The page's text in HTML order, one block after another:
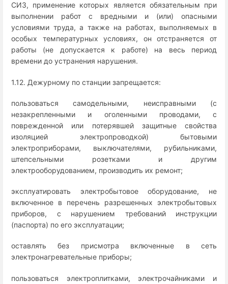
СИЗ, применение которых является обязательным при
выполнении работ с вредными и (или) опасными
условиями труда, а также на работах, выполняемых в
особых температурных условиях, он отстраняется от
работы (не допускается к работе) на весь период
времени до устранения нарушения.
1.12. Дежурному по станции запрещается:
пользоваться самодельными, неисправными (с
незакрепленными и оголенными проводами, с
поврежденной или потерявшей защитные свойства
изоляцией электропроводкой) бытовыми
электроприборами, выключателями, рубильниками,
штепсельными розетками и другим
электрооборудованием, производить их ремонт;
эксплуатировать электробытовое оборудование, не
включенное в перечень разрешенных электробытовых
приборов, с нарушением требований инструкции
(паспорта) по его эксплуатации;
оставлять без присмотра включенные в сеть
электронагревательные приборы;
пользоваться электроплитками, электрочайниками и